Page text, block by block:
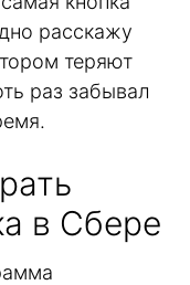
расскажу
теряют
раз забывал
в Сбере